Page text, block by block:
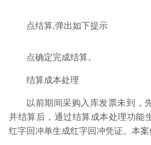
点结算,弹出如下提示
点确定完成结算。
结算成本处理
以前期间采购入库发票未到，
并结算后，通过结算成本处理功能
红字回冲单生成红字回冲凭证。本案